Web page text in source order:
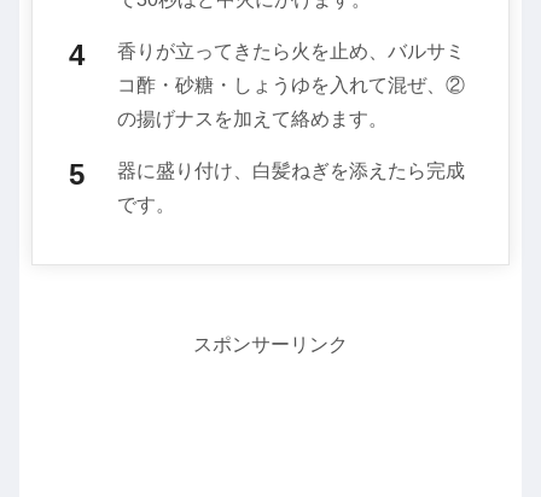
香りが立ってきたら火を止め、バルサミ
コ酢・砂糖・しょうゆを入れて混ぜ、②
の揚げナスを加えて絡めます。
器に盛り付け、白髪ねぎを添えたら完成
です。
スポンサーリンク